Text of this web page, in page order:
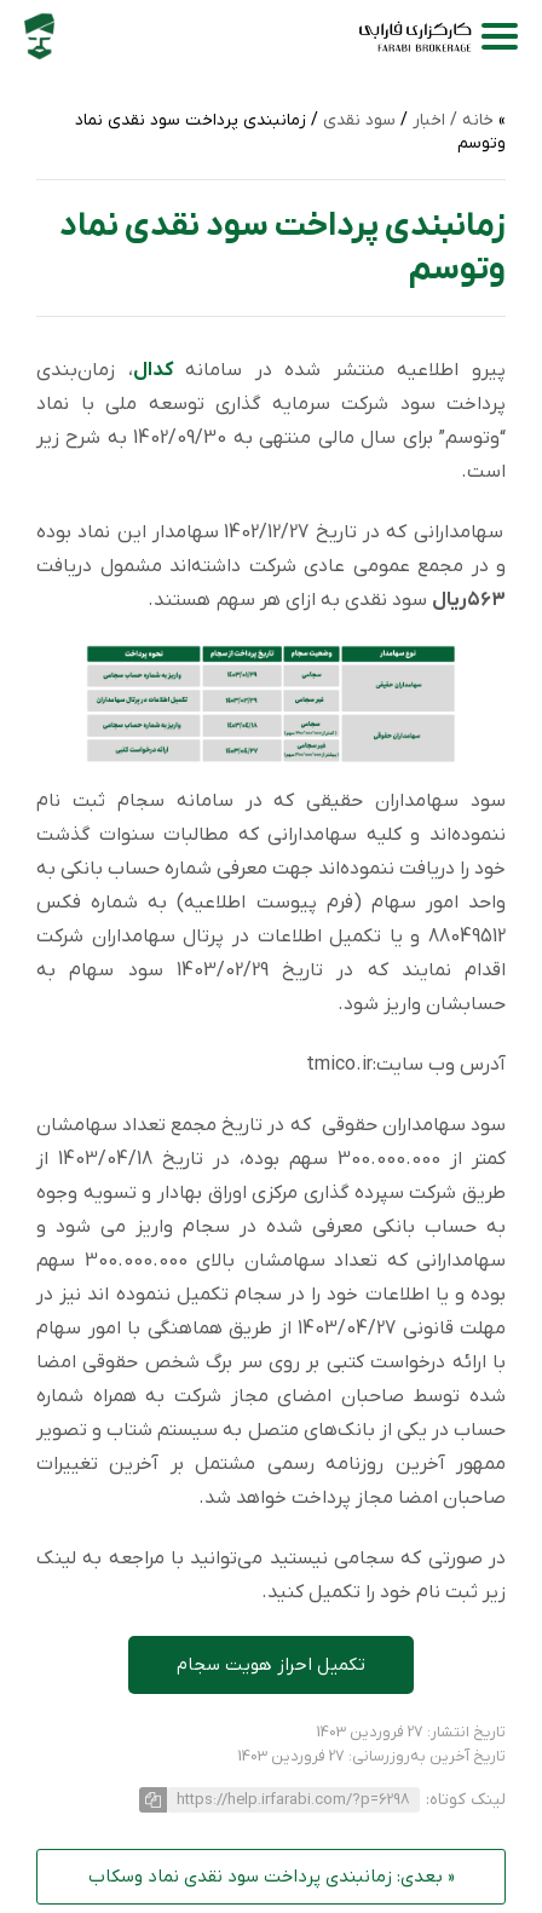
خانه / اخبار / سود نقدی / زمانبندی پرداخت سود نقدی نماد
وتوسم
زمانبندی پرداخت سود نقدی نماد
وتوسم
پیرو اطلاعیه منتشر شده در سامانه کدال، زمان‌بندی
پرداخت سود شركت سرمایه گذاری توسعه ملی با نماد
“وتوسم” برای سال مالی منتهی به 1402/09/30 به شرح زیر
است.
سهامدارانی که در تاریخ 1402/12/27 سهامدار این نماد بوده
و در مجمع عمومی عادی شرکت داشته‌اند مشمول دریافت
۵۶۳ریال
سود نقدی به ازای هر سهم هستند.
سود سهامداران حقیقی که در سامانه سجام ثبت نام
ننموده‌اند و کلیه سهامدارانی که مطالبات سنوات گذشت
خود را دریافت ننموده‌اند جهت معرفی شماره حساب بانکی به
واحد امور سهام (فرم پیوست اطلاعیه‌) به شماره فکس
88049512 و یا تکمیل اطلاعات در پرتال سهامداران شرکت
اقدام نمایند که در تاریخ 1403/02/29 سود سهام به
حسابشان واریز شود.
آدرس وب سایت:tmico.ir
سود سهامداران حقوقی که در تاریخ مجمع تعداد سهامشان
کمتر از 300.000.000 سهم بوده، در تاریخ 1403/04/18 از
طریق شرکت سپرده گذاری مرکزی اوراق بهادار و تسویه وجوه
به حساب بانکی معرفی شده در سجام واریز می شود و
سهامدارانی که تعداد سهامشان بالای 300.000.000 سهم
بوده و یا اطلاعات خود را در سجام تکمیل ننموده اند نیز در
مهلت قانونی 1403/04/27 از طریق هماهنگی با امور سهام
با ارائه درخواست کتبی بر روی سر برگ شخص حقوقی امضا
شده توسط صاحبان امضای مجاز شرکت به همراه شماره
حساب در یکی از بانک‌های متصل به سیستم شتاب و تصویر
ممهور آخرین روزنامه رسمی مشتمل بر آخرین تغییرات
صاحبان امضا مجاز پرداخت خواهد شد.
در صورتی که سجامی نیستید می‌توانید با مراجعه به لینک
زیر ثبت نام خود را تکمیل کنید.
تکمیل احراز هویت سجام
تاریخ انتشار: 27 فروردین 1403
تاریخ آخرین به‌روزرسانی: 27 فروردین 1403
لینک کوتاه: https://help.irfarabi.com/?p=6298
« بعدی: زمانبندی پرداخت سود نقدی نماد وسکاب